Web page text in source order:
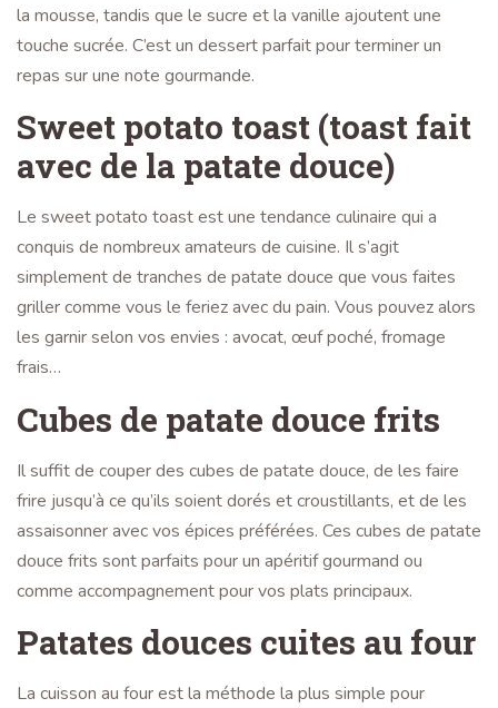
la mousse, tandis que le sucre et la vanille ajoutent une
touche sucrée. C’est un dessert parfait pour terminer un
repas sur une note gourmande.
Sweet potato toast (toast fait
avec de la patate douce)
Le sweet potato toast est une tendance culinaire qui a
conquis de nombreux amateurs de cuisine. Il s’agit
simplement de tranches de patate douce que vous faites
griller comme vous le feriez avec du pain. Vous pouvez alors
les garnir selon vos envies : avocat, œuf poché, fromage
frais…
Cubes de patate douce frits
Il suffit de couper des cubes de patate douce, de les faire
frire jusqu’à ce qu’ils soient dorés et croustillants, et de les
assaisonner avec vos épices préférées. Ces cubes de patate
douce frits sont parfaits pour un apéritif gourmand ou
comme accompagnement pour vos plats principaux.
Patates douces cuites au four
La cuisson au four est la méthode la plus simple pour